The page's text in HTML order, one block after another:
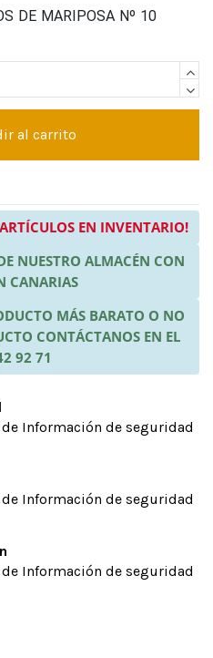
DE MARIPOSA Nº 10
al carrito
EN INVENTARIO!
NUESTRO ALMACÉN CON
CANARIAS
MÁS BARATO O NO
CONTÁCTANOS EN EL
92 71
Información de seguridad
Información de seguridad
Información de seguridad